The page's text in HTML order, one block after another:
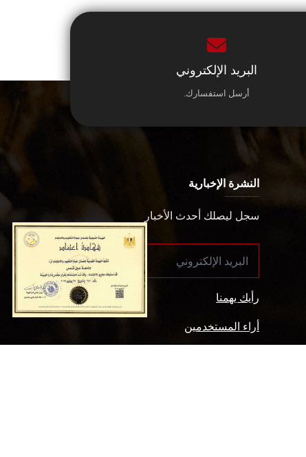
البريد الإلكتروني
أرسل استفسارك.
النشرة الإخبارية
سجل ليصلك أحدث الأخبار
رأيك يهمنا
أراء المستخدمين